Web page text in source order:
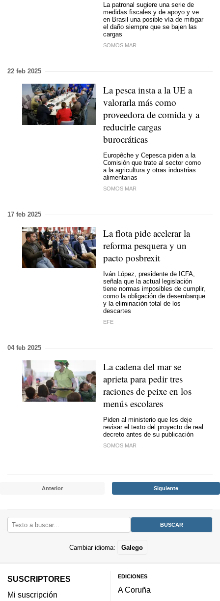
La patronal sugiere una serie de
medidas fiscales y de apoyo y ve
en Brasil una posible vía de mitigar
el daño siempre que se bajen las
cargas
SOMOS MAR
22 feb 2025
La pesca insta a la UE a
valorarla más como
proveedora de comida y a
reducirle cargas
burocráticas
Europêche y Cepesca piden a la
Comisión que trate al sector como
a la agricultura y otras industrias
alimentarias
SOMOS MAR
17 feb 2025
La flota pide acelerar la
reforma pesquera y un
pacto posbrexit
Iván López, presidente de ICFA,
señala que la actual legislación
tiene normas imposibles de cumplir,
como la obligación de desembarque
y la eliminación total de los
descartes
EFE
04 feb 2025
La cadena del mar se
aprieta para pedir tres
raciones de peixe en los
menús escolares
Piden al ministerio que les deje
revisar el texto del proyecto de real
decreto antes de su publicación
SOMOS MAR
Anterior Siguiente
Cambiar idioma: Galego
SUSCRIPTORES
Mi suscripción
EDICIONES
A Coruña